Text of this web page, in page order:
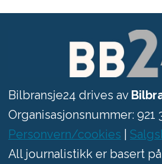
Bilbransje24 drives av
Organisasjonsnummer: 921
Personvern/cookies
All journalistikk er basert på